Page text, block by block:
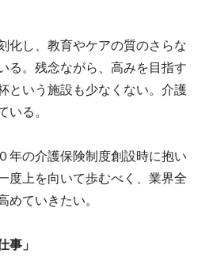
化し、教育やケアの質のさらな
る。残念ながら、高みを目指す
という施設も少なくない。介護
いる。
年の介護保険制度創設時に抱い
度上を向いて歩むべく、業界全
めていきたい。
事」